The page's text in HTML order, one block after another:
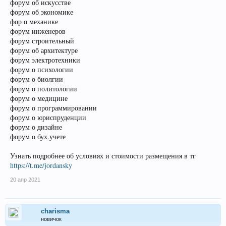
форум об искусстве
форум об экономике
фор о механике
форум инженеров
форум строительный
форум об архитектуре
форум электротехники
форум о психологии
форум о биолгии
форум о политологии
форум о медицине
форум о программировании
форум о юриспруденции
форум о дизайне
форум о бух.учете
Узнать подробнее об условиях и стоимости размещения в тг
https://t.me/jordansky
20 апр 2021
charisma
новичок